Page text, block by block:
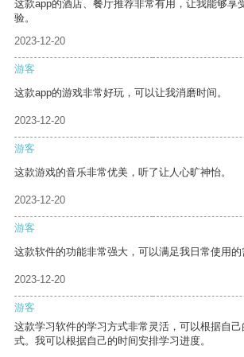
这款app的酒店、餐厅推荐非常有用，让我能够享
验。
2023-12-20
游客
这款app的游戏非常好玩，可以让我消磨时间。
2023-12-20
游客
这款游戏的音乐非常优美，听了让人心旷神怡。
2023-12-20
游客
这款软件的功能非常强大，可以满足我日常使用的
2023-12-20
游客
这款学习软件的学习方式非常灵活，可以根据自
式。我可以根据自己的时间安排学习进度。